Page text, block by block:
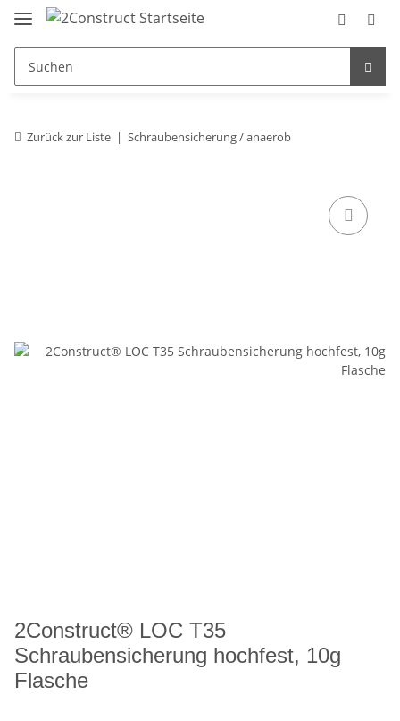
Zurück zur Liste Schraubensicherung / anaerob
2Construct® LOC T35
Schraubensicherung hochfest, 10g
Flasche